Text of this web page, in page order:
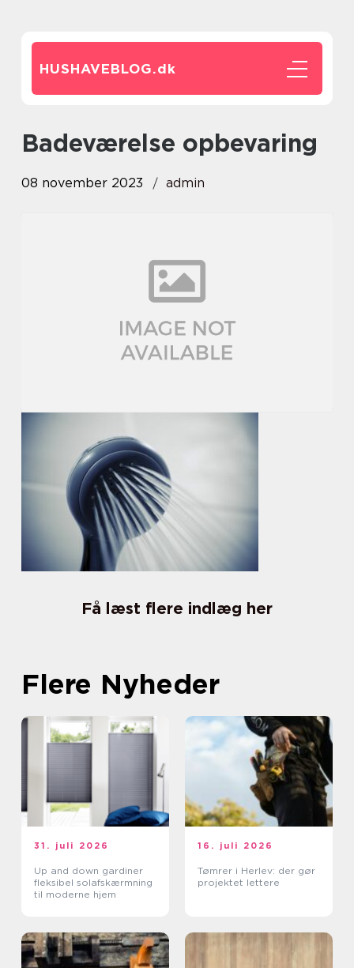
HUSHAVEBLOG.dk
badeværelse opbevaring
08 november 2023 admin
Få læst flere indlæg her
Flere Nyheder
31. juli 2026
Up and down gardiner
fleksibel solafskærmning
til moderne hjem
16. juli 2026
Tømrer i Herlev: der gør
projektet lettere